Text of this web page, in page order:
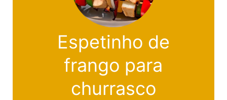
Espetinho de
frango para
churrasco